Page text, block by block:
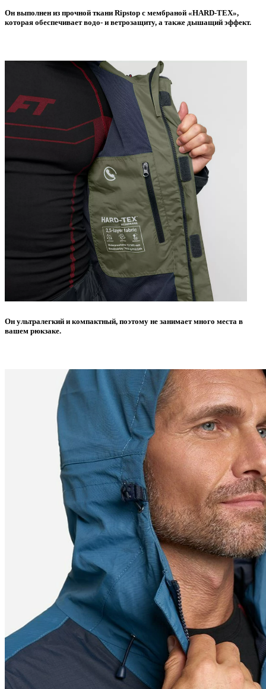
Он выполнен из прочной ткани Ripstop с мембраной «HARD-TEX»,
которая обеспечивает водо- и ветрозащиту, а также дышащий эффект.
Он ультралегкий и компактный, поэтому не занимает много места в
вашем рюкзаке.